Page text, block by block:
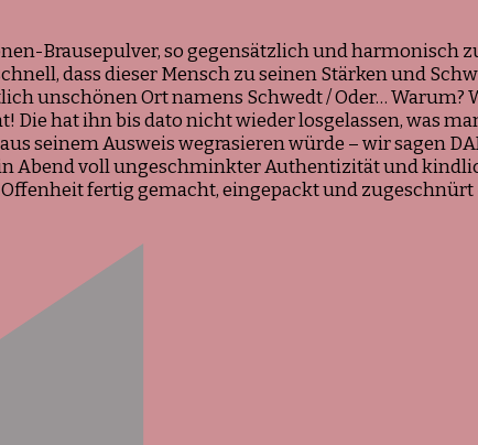
Brausepulver, so gegensätzlich und harmonisch
dass dieser Mensch zu seinen Stärken und
unschönen Ort namens Schwedt / Oder…
hat ihn bis dato nicht wieder losgelassen, was
seinem Ausweis wegrasieren würde – wir sagen
Abend voll ungeschminkter Authentizität und
fertig gemacht, eingepackt und